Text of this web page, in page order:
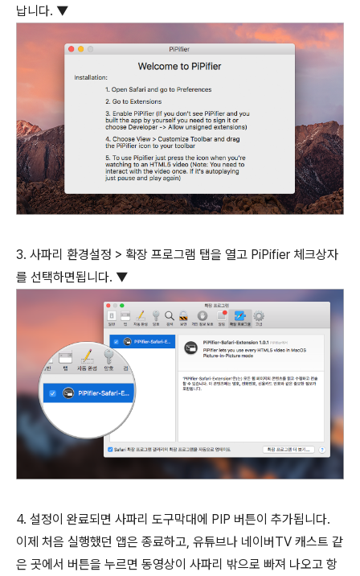
납니다. ▼
3. 사파리 환경설정 > 확장 프로그램 탭을 열고 PiPifier 체크상자
를 선택하면됩니다. ▼
4. 설정이 완료되면 사파리 도구막대에 PIP 버튼이 추가됩니다.
이제 처음 실행했던 앱은 종료하고, 유튜브나 네이버TV 캐스트 같
은 곳에서 버튼을 누르면 동영상이 사파리 밖으로 빠져 나오고 항